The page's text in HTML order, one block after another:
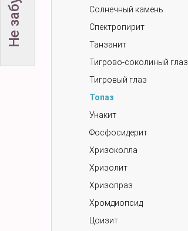
Солнечный камень
Спектропирит
Танзанит
Тигрово-соколиный глаз
Тигровый глаз
Топаз
Унакит
Фосфосидерит
Хризоколла
Хризолит
Хризопраз
Хромдиопсид
Цоизит